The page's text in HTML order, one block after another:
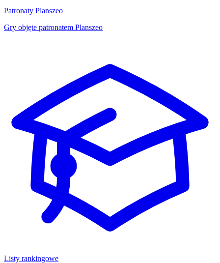
Patronaty Planszeo
Gry objęte patronatem Planszeo
Listy rankingowe